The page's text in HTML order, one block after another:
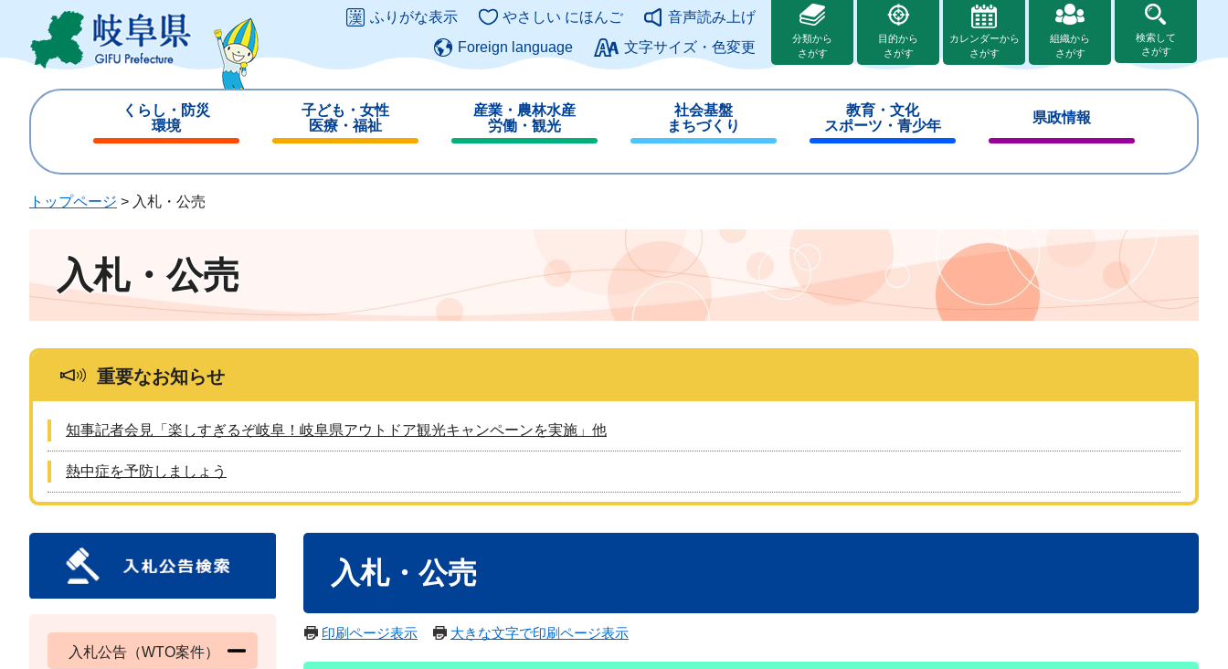
ジ
ュ
このページの本文へ
ふりがな表示 やさしい にほんご
音声読み上げ
Foreign language
文字サイズ・色変更
分類から
さがす
目的から
さがす
カレンダーから
さがす
組織から
さがす
検索して
さがす
くらし・防災
環境
じ
子ども・女性
医療・福祉
じ
産業・農林水産
労働・観光
じ
社会基盤
まちづくり
じ
教育・文化
スポーツ・青少年
じ
県政情報
じ
トップページ > 入札・公売
入札・公売
重要なお知らせ
知事記者会見「楽しすぎるぞ岐阜！岐阜県アウトドア観光キャンペーンを実施」他
熱中症を予防しましょう
入札・公売
印刷ページ表示 大きな文字で印刷ページ表示
入札公告（WTO案件）